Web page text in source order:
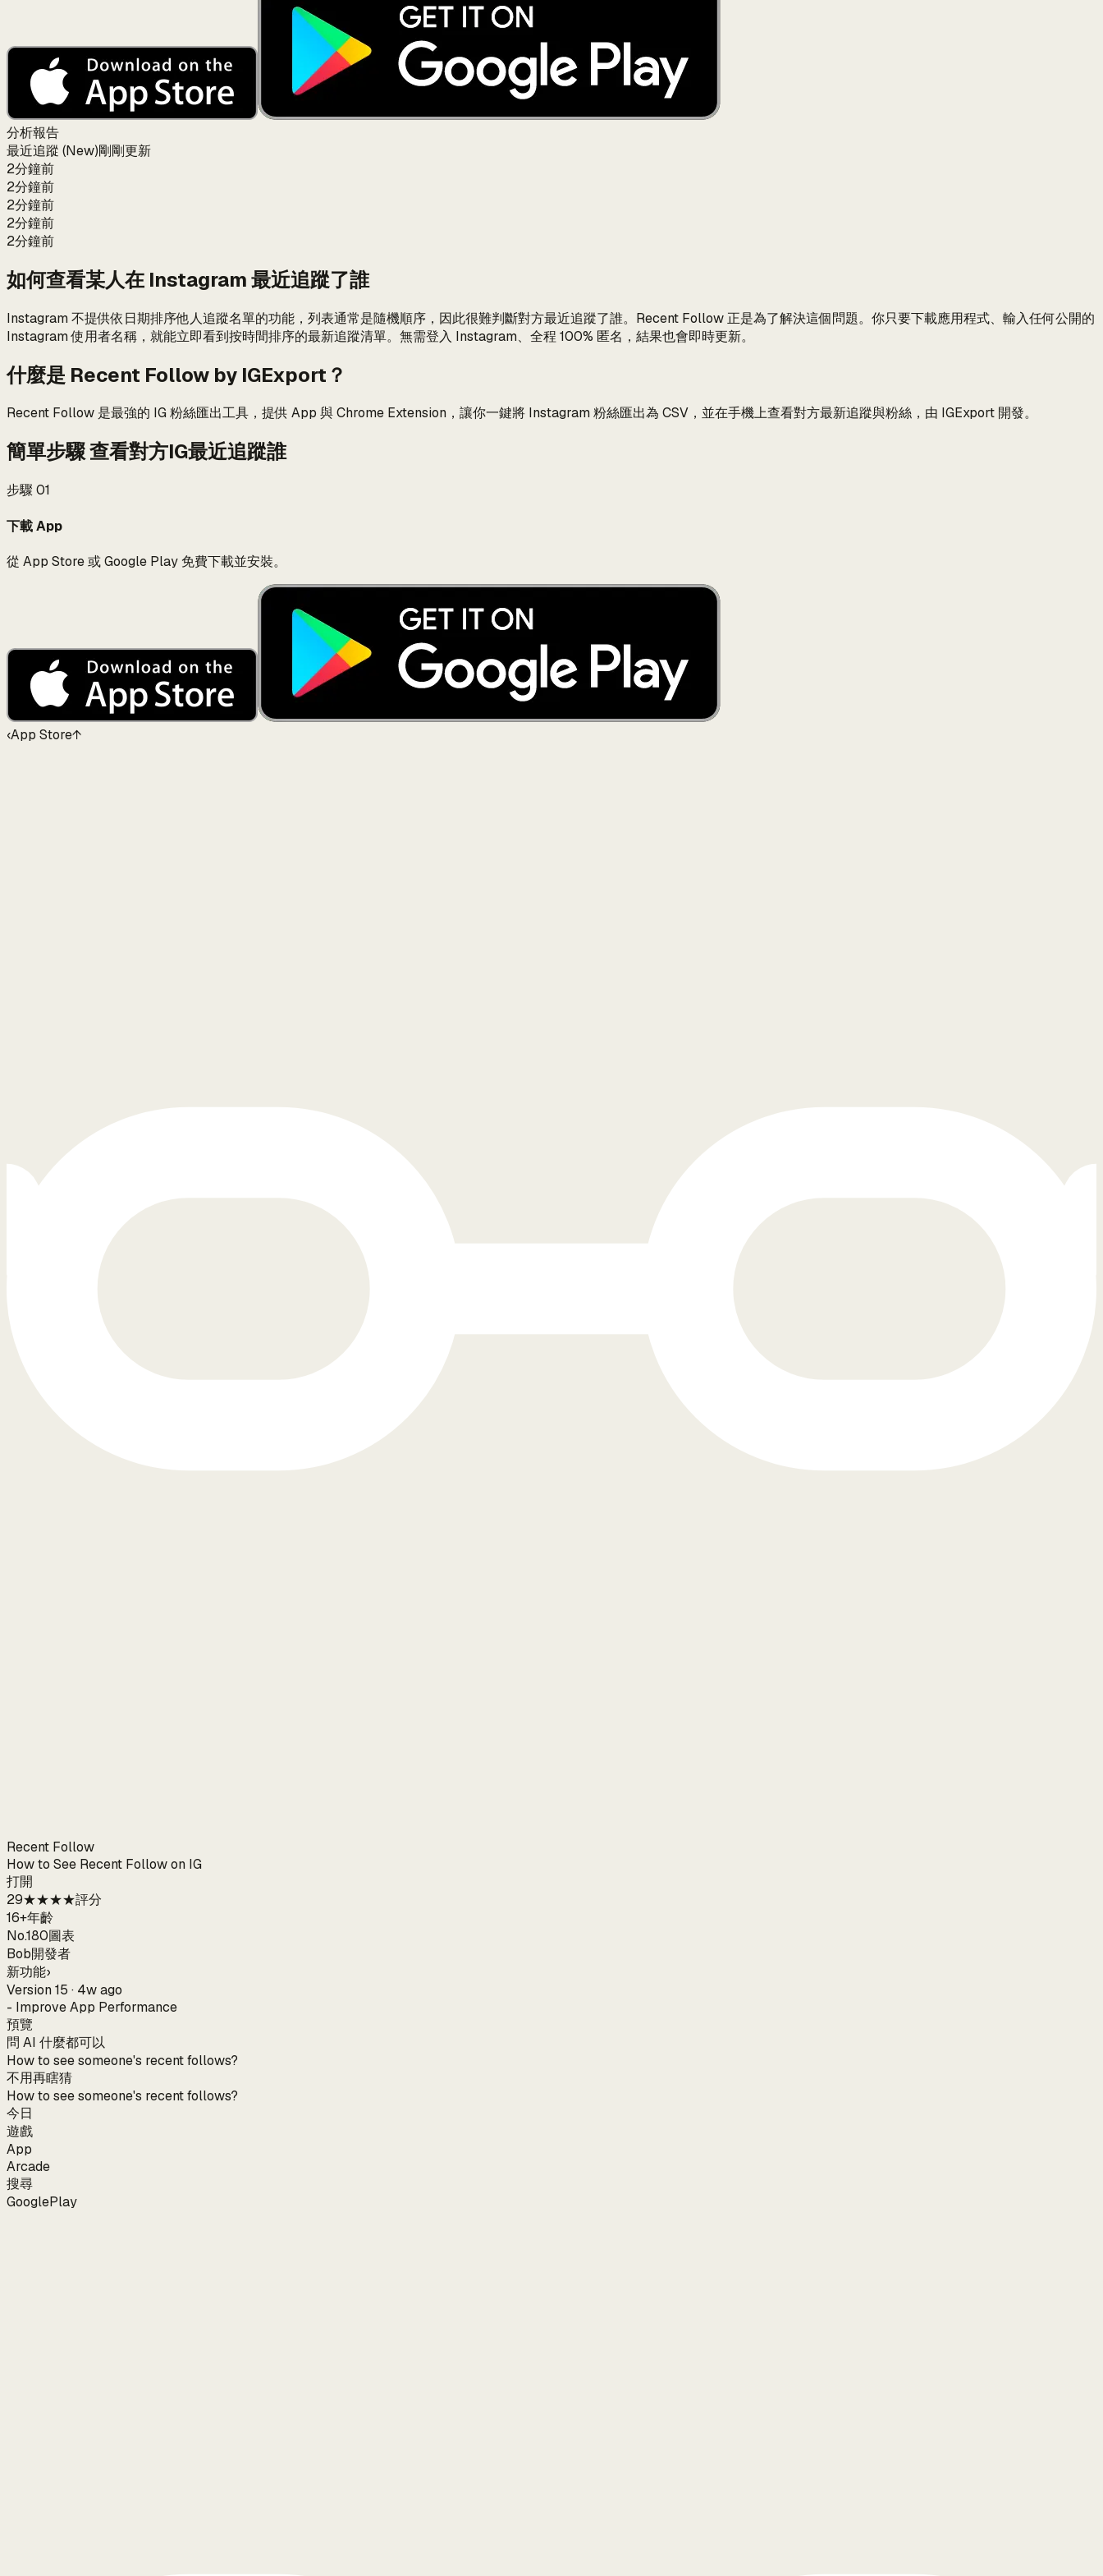
分析報告
最近追蹤 (New)剛剛更新
2分鐘前
2分鐘前
2分鐘前
2分鐘前
2分鐘前
如何查看某人在 Instagram 最近追蹤了誰
Instagram 不提供依日期排序他人追蹤名單的功能，列表通常是隨機順序，因此很難判斷對方最近追蹤了誰。Recent Follow 正是為了解決這個問題。你只要下載應用程式、輸入任何公開的
Instagram 使用者名稱，就能立即看到按時間排序的最新追蹤清單。無需登入 Instagram、全程 100% 匿名，結果也會即時更新。
什麼是 Recent Follow by IGExport？
Recent Follow 是最強的 IG 粉絲匯出工具，提供 App 與 Chrome Extension，讓你一鍵將 Instagram 粉絲匯出為 CSV，並在手機上查看對方最新追蹤與粉絲，由 IGExport 開發。
簡單步驟查看對方IG最近追蹤誰
步驟01
下載 App
從 App Store 或 Google Play 免費下載並安裝。
‹App Store↑
Recent Follow
How to See Recent Follow on IG
打開
29★★★★評分
16+年齡
No.180圖表
Bob開發者
新功能›
Version 15 · 4w ago
- Improve App Performance
預覽
問 AI 什麼都可以
How to see someone's recent follows?
不用再瞎猜
How to see someone's recent follows?
今日
遊戲
App
Arcade
搜尋
GooglePlay